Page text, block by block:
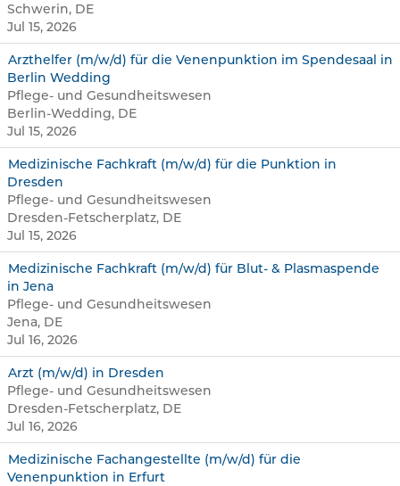
Schwerin, DE
Jul 15, 2026
Arzthelfer (m/w/d) für die Venenpunktion im Spendesaal in
Berlin Wedding
Pflege- und Gesundheitswesen
Berlin-Wedding, DE
Jul 15, 2026
Medizinische Fachkraft (m/w/d) für die Punktion in
Dresden
Pflege- und Gesundheitswesen
Dresden-Fetscherplatz, DE
Jul 15, 2026
Medizinische Fachkraft (m/w/d) für Blut- & Plasmaspende
in Jena
Pflege- und Gesundheitswesen
Jena, DE
Jul 16, 2026
Arzt (m/w/d) in Dresden
Pflege- und Gesundheitswesen
Dresden-Fetscherplatz, DE
Jul 16, 2026
Medizinische Fachangestellte (m/w/d) für die
Venenpunktion in Erfurt